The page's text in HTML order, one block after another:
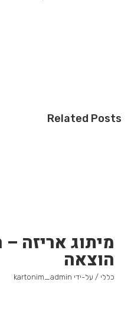
Related Posts
מיתוג אריזה
הוצאה
כללי / על-ידי kartonim_admin